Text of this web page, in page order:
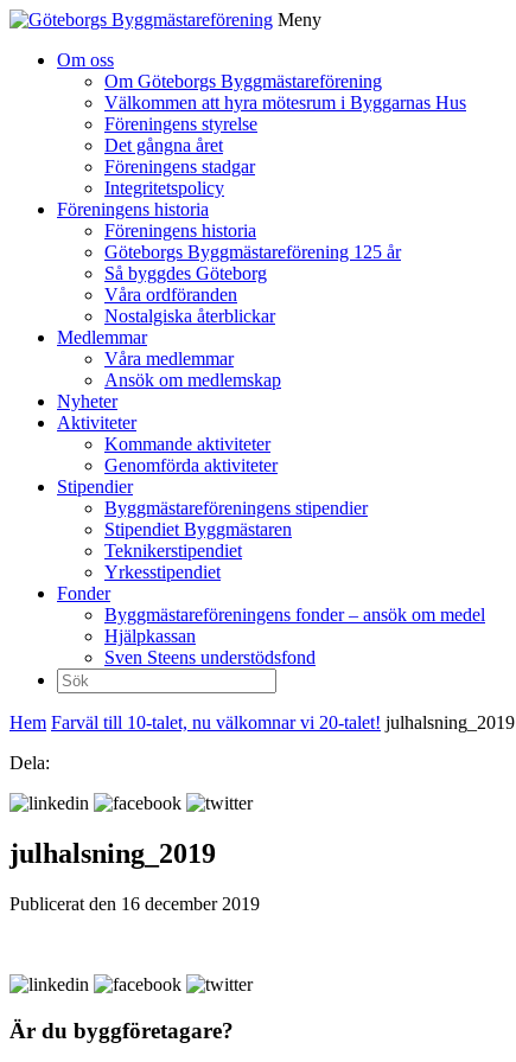
Meny
Om oss
Om Göteborgs Byggmästareförening
Välkommen att hyra mötesrum i Byggarnas Hus
Föreningens styrelse
Det gångna året
Föreningens stadgar
Integritetspolicy
Föreningens historia
Föreningens historia
Göteborgs Byggmästareförening 125 år
Så byggdes Göteborg
Våra ordföranden
Nostalgiska återblickar
Medlemmar
Våra medlemmar
Ansök om medlemskap
Nyheter
Aktiviteter
Kommande aktiviteter
Genomförda aktiviteter
Stipendier
Byggmästareföreningens stipendier
Stipendiet Byggmästaren
Teknikerstipendiet
Yrkesstipendiet
Fonder
Byggmästareföreningens fonder – ansök om medel
Hjälpkassan
Sven Steens understödsfond
Sök
efter:
Hem Farväl till 10-talet, nu välkomnar vi 20-talet! julhalsning_2019
Dela:
julhalsning_2019
Publicerat den 16 december 2019
Är du byggföretagare?